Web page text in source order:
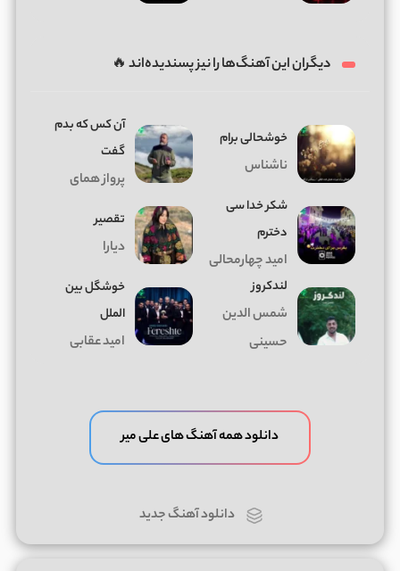
دیگران این آهنگ‌ها را نیز پسندیده‌اند 🔥
خوشحالی برام
ناشناس
آن کس که بدم
گفت
پرواز همای
شکر خدا سی
دخترم
امید چهارمحالی
تقصیر
دیارا
لندکروز
شمس الدین
حسینی
خوشگل بین
الملل
امید عقابی
دانلود همه آهنگ های علی میر
دانلود آهنگ جدید